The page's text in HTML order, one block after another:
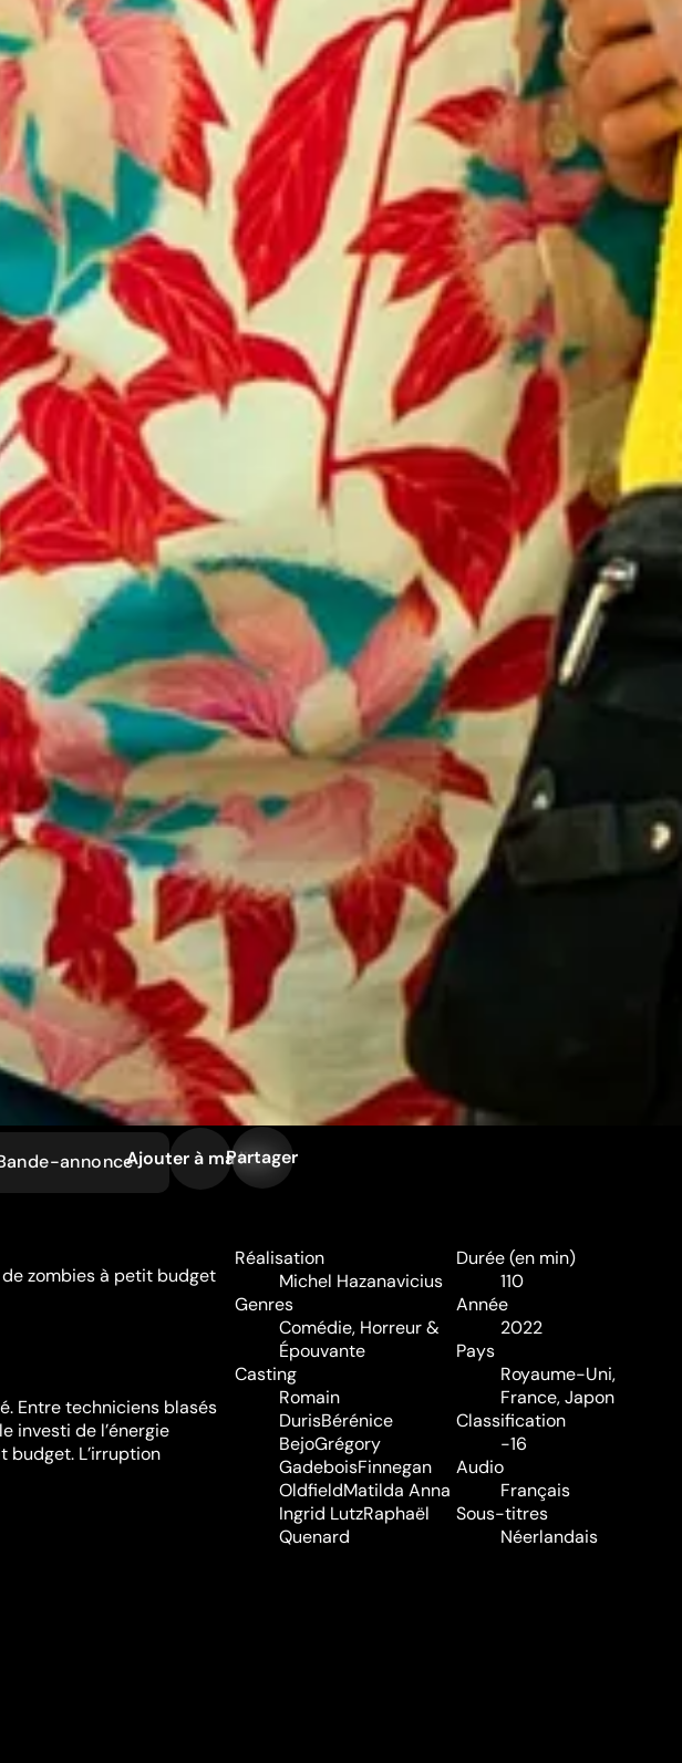
annonceAjouter à ma liste
Partager
zombies à petit budget
Entre techniciens blasés
investi de l’énergie
budget. L’irruption
Réalisation
Michel Hazanavicius
Genres
Comédie, Horreur &
Épouvante
Casting
Romain
DurisBérénice
BejoGrégory
GadeboisFinnegan
OldfieldMatilda Anna
Ingrid LutzRaphaël
Quenard
Durée (en min)
110
Année
2022
Pays
Royaume-Uni,
France, Japon
Classification
-16
Audio
Français
Sous-titres
Néerlandais